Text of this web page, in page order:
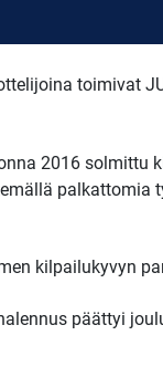
toimivat
2016 solmittu
palkattomia
kilpailukyvyn
päättyi